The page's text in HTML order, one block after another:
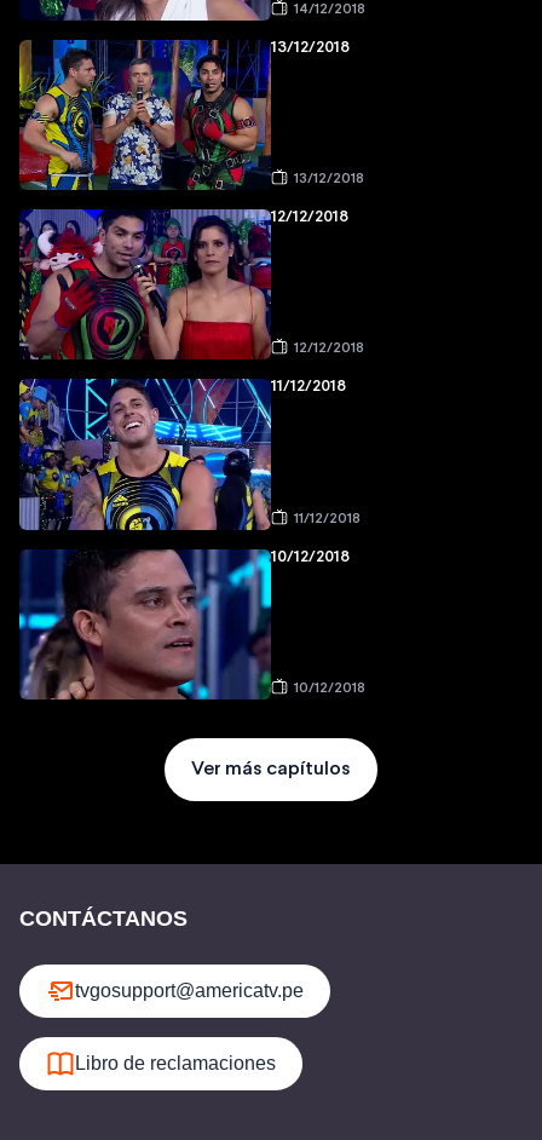
14/12/2018
13/12/2018
13/12/2018
12/12/2018
12/12/2018
11/12/2018
11/12/2018
10/12/2018
10/12/2018
Ver más capítulos
CONTÁCTANOS
tvgosupport@americatv.pe
Libro de reclamaciones